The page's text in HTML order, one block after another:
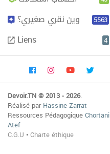
وين نقري صغيري؟ 5563
Liens 4
Devoir.TN © 2013 - 2026.
Réalisé parHassine Zarrat
Ressources PédagogiqueChortani
Atef
C.G.U •Charte éthique